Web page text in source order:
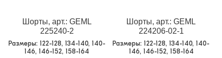
Шорты, арт.: GEML
225240-2
Размеры: 122-128, 134-140, 140-
146, 146-152, 158-164
Шорты, арт.: GEML
224206-02-1
Размеры: 122-128, 134-140, 140-
146, 146-152, 158-164